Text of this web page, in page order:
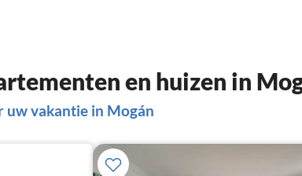
en huizen in
uw vakantie in Mogán